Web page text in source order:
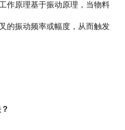
联系我们
作原理基于振动原理，当物料
的振动频率或幅度，从而触发